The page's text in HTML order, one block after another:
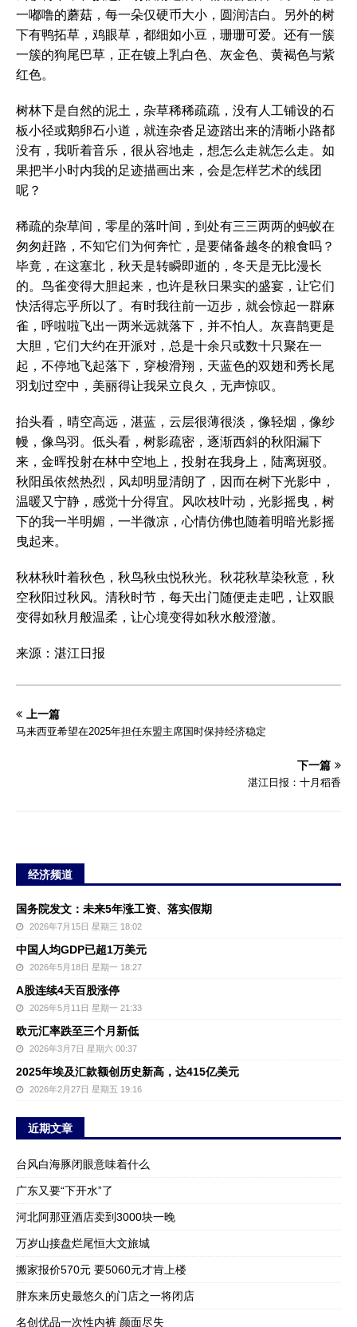
一嘟噜的蘑菇，每一朵仅硬币大小，圆润洁白。另外的树
下有鸭拓草，鸡眼草，都细如小豆，珊珊可爱。还有一簇
一簇的狗尾巴草，正在镀上乳白色、灰金色、黄褐色与紫
红色。
树林下是自然的泥土，杂草稀稀疏疏，没有人工铺设的石
板小径或鹅卵石小道，就连杂沓足迹踏出来的清晰小路都
没有，我听着音乐，很从容地走，想怎么走就怎么走。如
果把半小时内我的足迹描画出来，会是怎样艺术的线团
呢？
稀疏的杂草间，零星的落叶间，到处有三三两两的蚂蚁在
匆匆赶路，不知它们为何奔忙，是要储备越冬的粮食吗？
毕竟，在这塞北，秋天是转瞬即逝的，冬天是无比漫长
的。鸟雀变得大胆起来，也许是秋日果实的盛宴，让它们
快活得忘乎所以了。有时我往前一迈步，就会惊起一群麻
雀，呼啦啦飞出一两米远就落下，并不怕人。灰喜鹊更是
大胆，它们大约在开派对，总是十余只或数十只聚在一
起，不停地飞起落下，穿梭滑翔，天蓝色的双翅和秀长尾
羽划过空中，美丽得让我呆立良久，无声惊叹。
抬头看，晴空高远，湛蓝，云层很薄很淡，像轻烟，像纱
幔，像鸟羽。低头看，树影疏密，逐渐西斜的秋阳漏下
来，金晖投射在林中空地上，投射在我身上，陆离斑驳。
秋阳虽依然热烈，风却明显清朗了，因而在树下光影中，
温暖又宁静，感觉十分得宜。风吹枝叶动，光影摇曳，树
下的我一半明媚，一半微凉，心情仿佛也随着明暗光影摇
曳起来。
秋林秋叶着秋色，秋鸟秋虫悦秋光。秋花秋草染秋意，秋
空秋阳过秋风。清秋时节，每天出门随便走走吧，让双眼
变得如秋月般温柔，让心境变得如秋水般澄澈。
来源：湛江日报
上一篇
马来西亚希望在2025年担任东盟主席国时保持经济稳定
下一篇
湛江日报：十月稻香
经济频道
国务院发文：未来5年涨工资、落实假期
2026年7月15日 星期三 18:02
中国人均GDP已超1万美元
2026年5月18日 星期一 18:27
A股连续4天百股涨停
2026年5月11日 星期一 21:33
欧元汇率跌至三个月新低
2026年3月7日 星期六 00:37
2025年埃及汇款额创历史新高，达415亿美元
2026年2月27日 星期五 19:16
近期文章
台风白海豚闭眼意味着什么
广东又要“下开水”了
河北阿那亚酒店卖到3000块一晚
万岁山接盘烂尾恒大文旅城
搬家报价570元 要5060元才肯上楼
胖东来历史最悠久的门店之一将闭店
名创优品一次性内裤 颜面尽失